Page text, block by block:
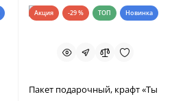
Акция -29 % ТОП Новинка
Пакет подарочный, крафт «Ты